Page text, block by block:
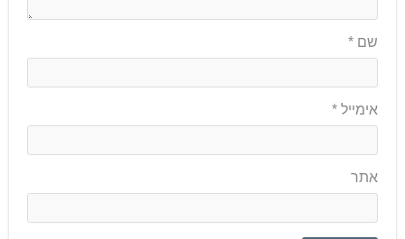
שם *
אימייל *
אתר